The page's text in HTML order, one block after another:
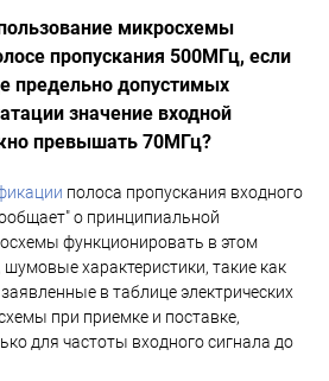
микросхемы
пропускания 500МГц, если
предельно допустимых
значение входной
превышать 70МГц?
полоса пропускания входного
о принципиальной
функционировать в этом
характеристики, такие как
в таблице электрических
при приемке и поставке,
для частоты входного сигнала до